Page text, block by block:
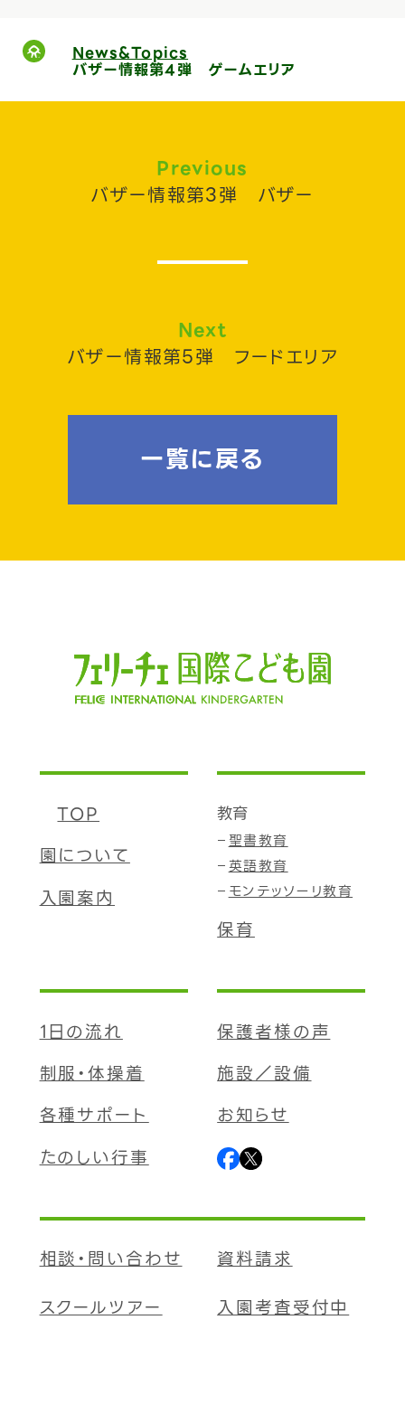
News&Topics
バザー情報第4弾 ゲームエリア
Previous
バザー情報第3弾 バザー
一覧に戻る
Next
バザー情報第5弾 フードエリア
TOP
園について
入園案内
教育
聖書教育
英語教育
モンテッソーリ教育
保育
1日の流れ
制服・体操着
各種サポート
たのしい行事
保護者様の声
施設／設備
お知らせ
相談・問い合わせ
資料請求
スクールツアー
入園考査受付中